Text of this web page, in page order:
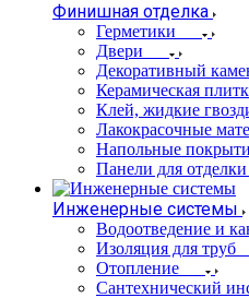
Финишная отделка
Герметики
Двери
Декоративный
Керамическая
Клей, жидкие
Лакокрасочные
Напольные
Панели для
Инженерные системы
Водоотведение и
Изоляция для труб
Отопление
Сантехнический